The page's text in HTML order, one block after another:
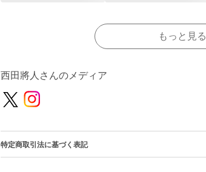
もっと見る
西田將人さんのメディア
特定商取引法に基づく表記